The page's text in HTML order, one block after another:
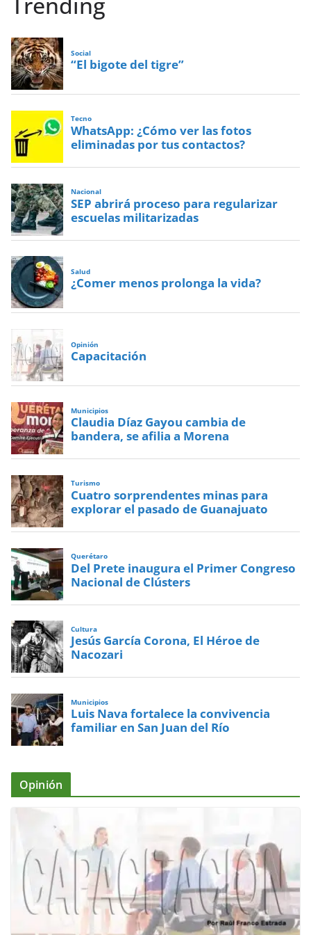
Social
“El bigote del tigre”
Tecno
WhatsApp: ¿Cómo ver las fotos
eliminadas por tus contactos?
Nacional
SEP abrirá proceso para regularizar
escuelas militarizadas
Salud
¿Comer menos prolonga la vida?
Opinión
Capacitación
Municipios
Claudia Díaz Gayou cambia de
bandera, se afilia a Morena
Turismo
Cuatro sorprendentes minas para
explorar el pasado de Guanajuato
Querétaro
Del Prete inaugura el Primer Congreso
Nacional de Clústers
Cultura
Jesús García Corona, El Héroe de
Nacozari
Municipios
Luis Nava fortalece la convivencia
familiar en San Juan del Río
Opinión